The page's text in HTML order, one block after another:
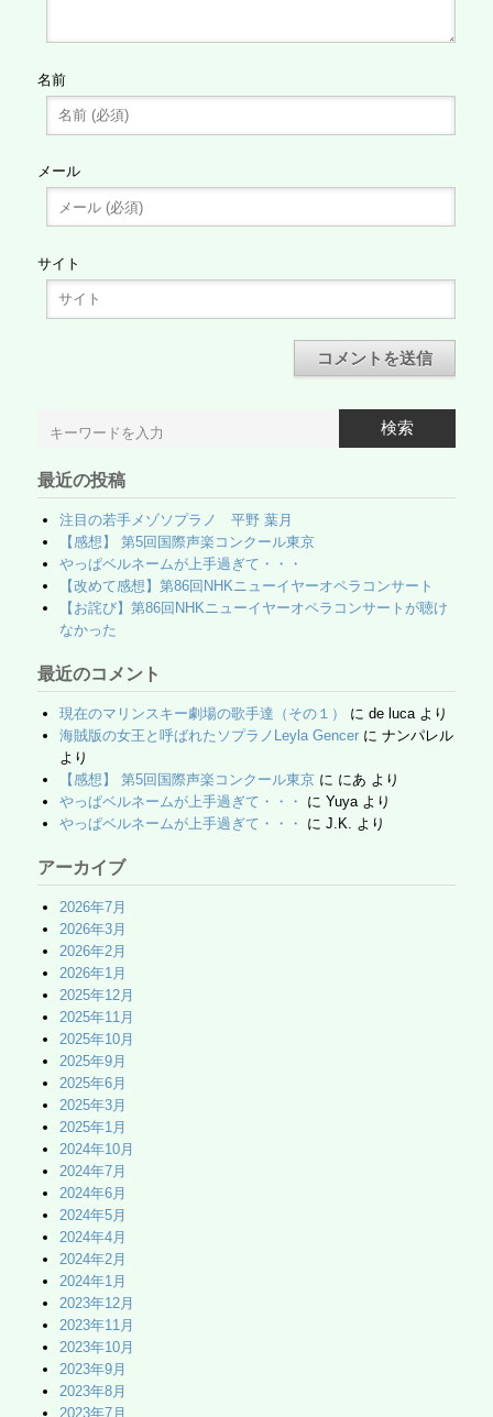
名前
メール
サイト
検索
最近の投稿
注目の若手メゾソプラノ 平野 葉月
【感想】 第5回国際声楽コンクール東京
やっぱベルネームが上手過ぎて・・・
【改めて感想】第86回NHKニューイヤーオペラコンサート
【お詫び】第86回NHKニューイヤーオペラコンサートが聴け
なかった
最近のコメント
現在のマリンスキー劇場の歌手達（その１） に de lucaより
海賊版の女王と呼ばれたソプラノLeyla Gencer に ナンパレル
より
【感想】 第5回国際声楽コンクール東京 に にあ より
やっぱベルネームが上手過ぎて・・・
に Yuyaより
やっぱベルネームが上手過ぎて・・・
に J.K. より
アーカイブ
2026年7月
2026年3月
2026年2月
2026年1月
2025年12月
2025年11月
2025年10月
2025年9月
2025年6月
2025年3月
2025年1月
2024年10月
2024年7月
2024年6月
2024年5月
2024年4月
2024年2月
2024年1月
2023年12月
2023年11月
2023年10月
2023年9月
2023年8月
2023年7月